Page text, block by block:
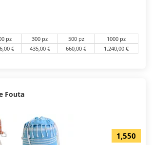
pz 300 pz 500 pz
1000 pz
€ 435,00 € 660,00 € 1.240,00 €
Fouta
1,550